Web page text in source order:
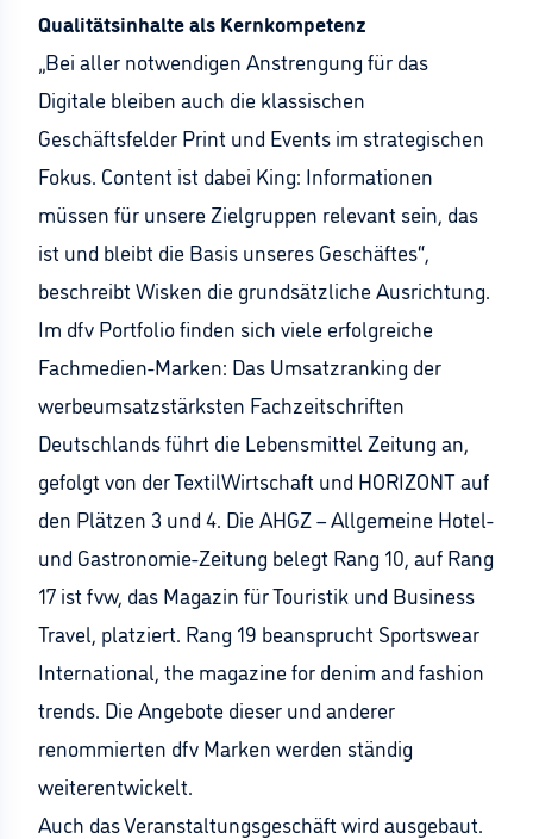
Qualitätsinhalte als Kernkompetenz
„Bei aller notwendigen Anstrengung für das
Digitale bleiben auch die klassischen
Geschäftsfelder Print und Events im strategischen
Fokus. Content ist dabei King: Informationen
müssen für unsere Zielgruppen relevant sein, das
ist und bleibt die Basis unseres Geschäftes“,
beschreibt Wisken die grundsätzliche Ausrichtung.
Im dfv Portfolio finden sich viele erfolgreiche
Fachmedien-Marken: Das Umsatzranking der
werbeumsatzstärksten Fachzeitschriften
Deutschlands führt die Lebensmittel Zeitung an,
gefolgt von der TextilWirtschaft und HORIZONT auf
den Plätzen 3 und 4. Die AHGZ – Allgemeine Hotel-
und Gastronomie-Zeitung belegt Rang 10, auf Rang
17 ist fvw, das Magazin für Touristik und Business
Travel, platziert. Rang 19 beansprucht Sportswear
International, the magazine for denim and fashion
trends. Die Angebote dieser und anderer
renommierten dfv Marken werden ständig
weiterentwickelt.
Auch das Veranstaltungsgeschäft wird ausgebaut.